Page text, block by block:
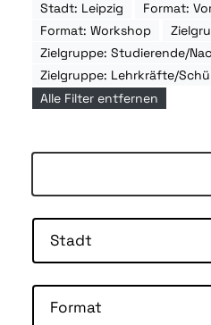
Stadt: Leipzig
Format:
Format: Workshop
Zielgruppe: Studierende/
Zielgruppe: Lehrkräfte/
Alle Filter entfernen
Stadt
Format